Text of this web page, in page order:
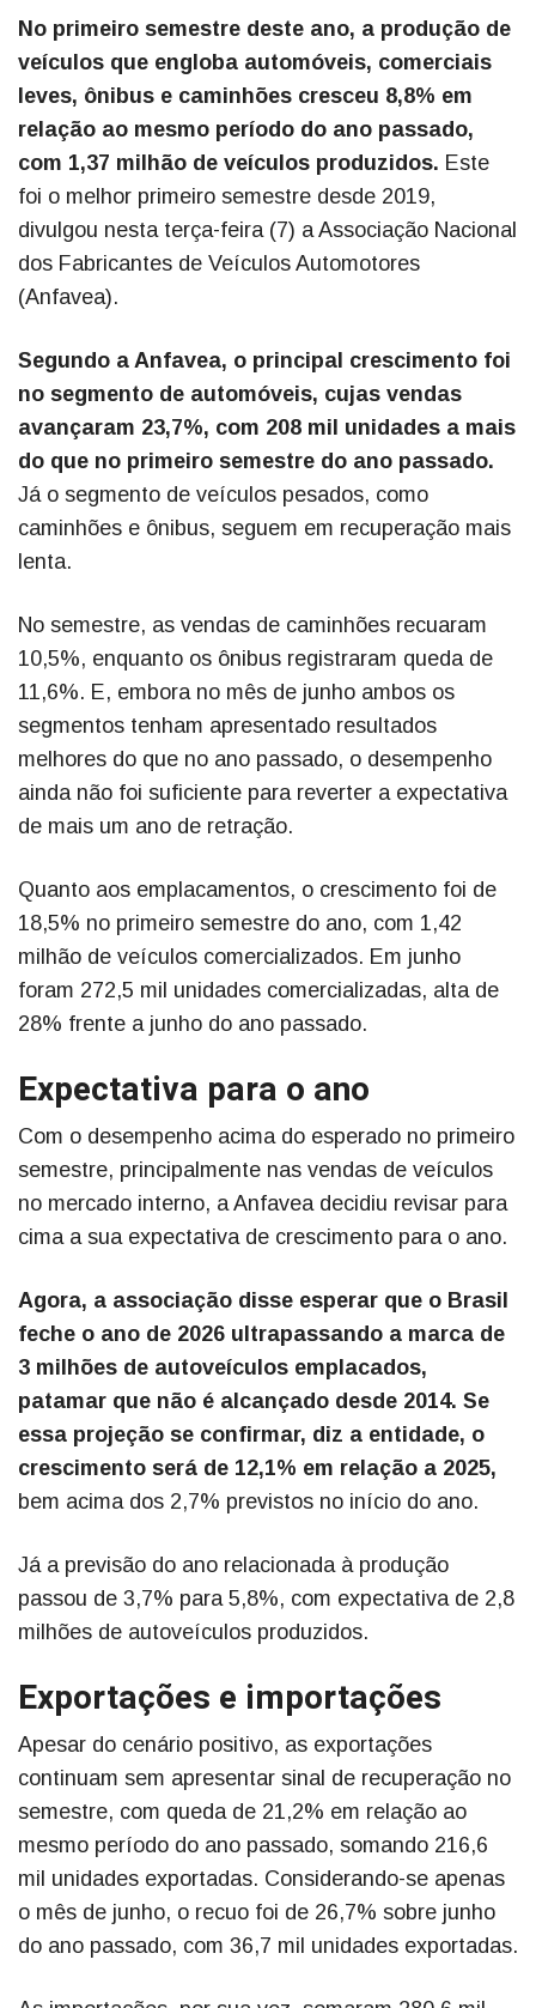
No primeiro semestre deste ano, a produção de
veículos que engloba automóveis, comerciais
leves, ônibus e caminhões cresceu 8,8% em
relação ao mesmo período do ano passado,
com 1,37 milhão de veículos produzidos. Este
foi o melhor primeiro semestre desde 2019,
divulgou nesta terça-feira (7) a Associação Nacional
dos Fabricantes de Veículos Automotores
(Anfavea).
Segundo a Anfavea, o principal crescimento foi
no segmento de automóveis, cujas vendas
avançaram 23,7%, com 208 mil unidades a mais
do que no primeiro semestre do ano passado.
Já o segmento de veículos pesados, como
caminhões e ônibus, seguem em recuperação mais
lenta.
No semestre, as vendas de caminhões recuaram
10,5%, enquanto os ônibus registraram queda de
11,6%. E, embora no mês de junho ambos os
segmentos tenham apresentado resultados
melhores do que no ano passado, o desempenho
ainda não foi suficiente para reverter a expectativa
de mais um ano de retração.
Quanto aos emplacamentos, o crescimento foi de
18,5% no primeiro semestre do ano, com 1,42
milhão de veículos comercializados. Em junho
foram 272,5 mil unidades comercializadas, alta de
28% frente a junho do ano passado.
Expectativa para o ano
Com o desempenho acima do esperado no primeiro
semestre, principalmente nas vendas de veículos
no mercado interno, a Anfavea decidiu revisar para
cima a sua expectativa de crescimento para o ano.
Agora, a associação disse esperar que o Brasil
feche o ano de 2026 ultrapassando a marca de
3 milhões de autoveículos emplacados,
patamar que não é alcançado desde 2014. Se
essa projeção se confirmar, diz a entidade, o
crescimento será de 12,1% em relação a 2025,
bem acima dos 2,7% previstos no início do ano.
Já a previsão do ano relacionada à produção
passou de 3,7% para 5,8%, com expectativa de 2,8
milhões de autoveículos produzidos.
Exportações e importações
Apesar do cenário positivo, as exportações
continuam sem apresentar sinal de recuperação no
semestre, com queda de 21,2% em relação ao
mesmo período do ano passado, somando 216,6
mil unidades exportadas. Considerando-se apenas
o mês de junho, o recuo foi de 26,7% sobre junho
do ano passado, com 36,7 mil unidades exportadas.